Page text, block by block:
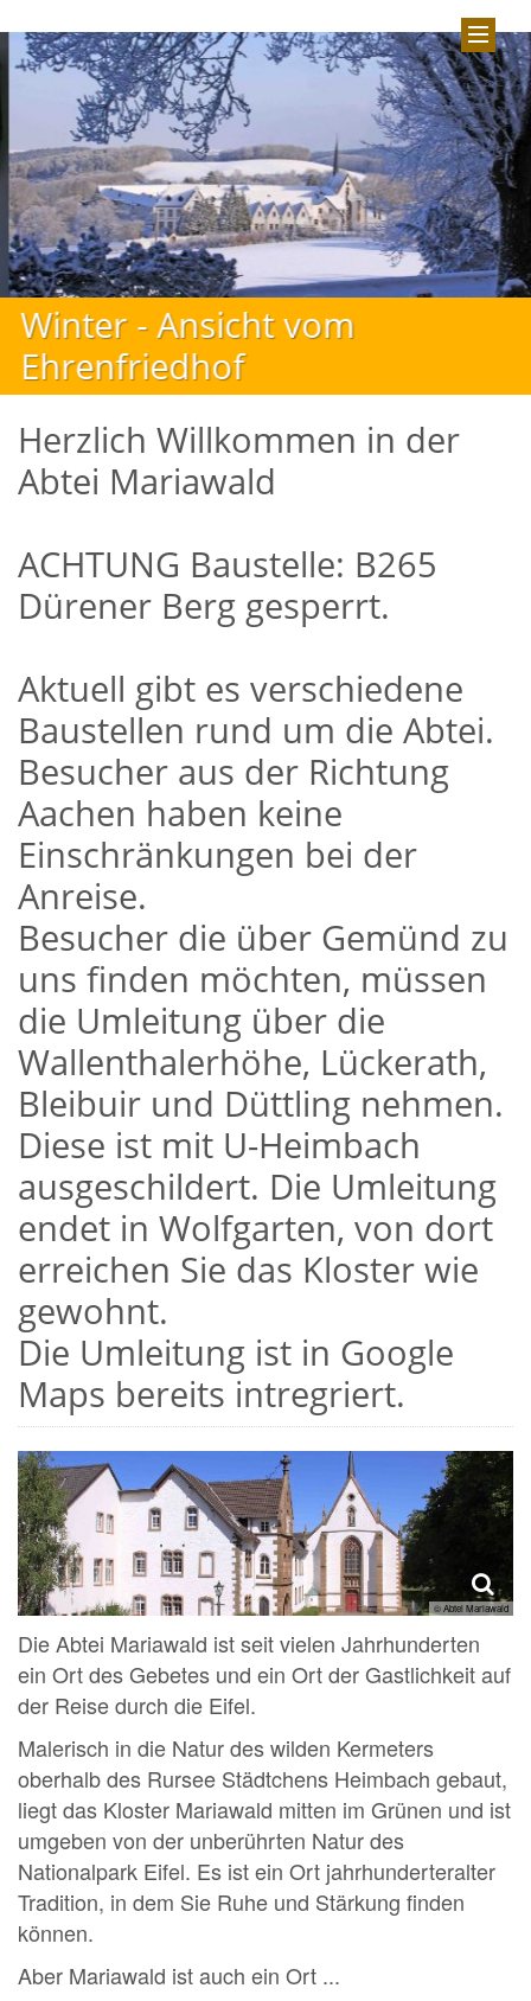
Winter - Ansicht vom
Ehrenfriedhof
Herzlich Willkommen in der
Abtei Mariawald
ACHTUNG Baustelle: B265
Dürener Berg gesperrt.
Aktuell gibt es verschiedene
Baustellen rund um die Abtei.
Besucher aus der Richtung
Aachen haben keine
Einschränkungen bei der
Anreise.
Besucher die über Gemünd zu
uns finden möchten, müssen
die Umleitung über die
Wallenthalerhöhe, Lückerath,
Bleibuir und Düttling nehmen.
Diese ist mit U-Heimbach
ausgeschildert. Die Umleitung
endet in Wolfgarten, von dort
erreichen Sie das Kloster wie
gewohnt.
Die Umleitung ist in Google
Maps bereits intregriert.
© Abtei Mariawald
Die Abtei Mariawald ist seit vielen Jahrhunderten
ein Ort des Gebetes und ein Ort der Gastlichkeit auf
der Reise durch die Eifel.
Malerisch in die Natur des wilden Kermeters
oberhalb des Rursee Städtchens Heimbach gebaut,
liegt das Kloster Mariawald mitten im Grünen und ist
umgeben von der unberührten Natur des
Nationalpark Eifel. Es ist ein Ort jahrhunderteralter
Tradition, in dem Sie Ruhe und Stärkung finden
können.
Aber Mariawald ist auch ein Ort ...